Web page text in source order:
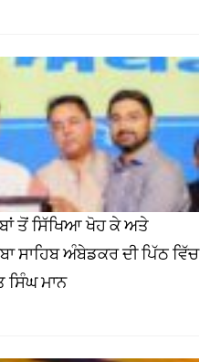
ਤੋਂ ਸਿੱਖਿਆ ਖੋਹ ਕੇ ਅਤੇ
ਸਾਹਿਬ ਅੰਬੇਡਕਰ ਦੀ ਪਿੱਠ ਵਿੱਚ
ਸਿੰਘ ਮਾਨ